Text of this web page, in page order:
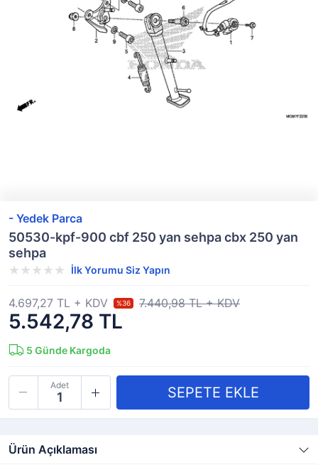
- Yedek Parca
50530-kpf-900 cbf 250 yan sehpa cbx 250 yan
sehpa
İlk Yorumu Siz Yapın
5.542,78 TL
4.697,27 TL + KDV %36 7.440,98 TL + KDV
5 Günde Kargoda
Adet
Ürün Açıklaması